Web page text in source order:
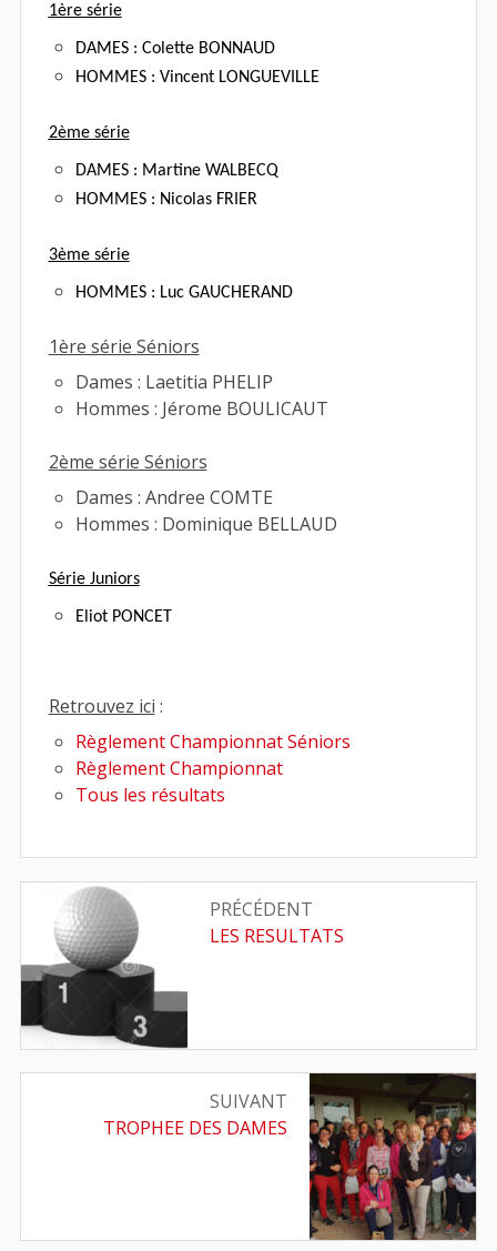
1ère série
DAMES : Colette BONNAUD
HOMMES : Vincent LONGUEVILLE
2ème série
DAMES : Martine WALBECQ
HOMMES : Nicolas FRIER
3ème série
HOMMES : Luc GAUCHERAND
1ère série Séniors
Dames : Laetitia PHELIP
Hommes : Jérome BOULICAUT
2ème série Séniors
Dames : Andree COMTE
Hommes : Dominique BELLAUD
Série Juniors
Eliot PONCET
Retrouvez ici :
Règlement Championnat Séniors
Règlement Championnat
Tous les résultats
Navigation
l’article
PRÉCÉDENT
Article
LES RESULTATS
SUIVANT
Article
TROPHEE DES DAMES